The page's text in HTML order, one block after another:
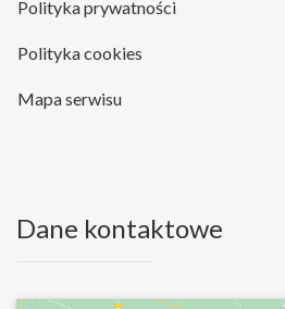
Polityka prywatności
Polityka cookies
Mapa serwisu
Dane kontaktowe